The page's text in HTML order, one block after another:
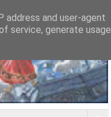
address and user-agent
service, generate usage